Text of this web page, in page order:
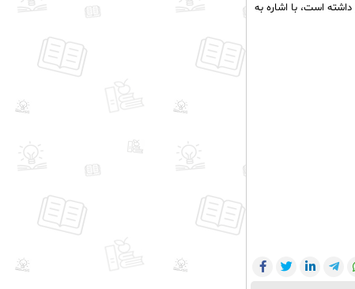
است، با اشاره به